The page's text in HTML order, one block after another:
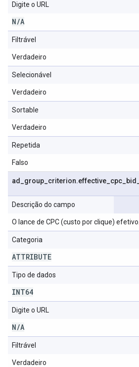
Digite o URL
N/A
Filtrável
Verdadeiro
Selecionável
Verdadeiro
Sortable
Verdadeiro
Repetida
Falso
ad group criterion.effective cpc bid
Descrição do campo
O lance de CPC (custo por clique) efetivo.
Categoria
ATTRIBUTE
Tipo de dados
INT64
Digite o URL
N/A
Filtrável
Verdadeiro